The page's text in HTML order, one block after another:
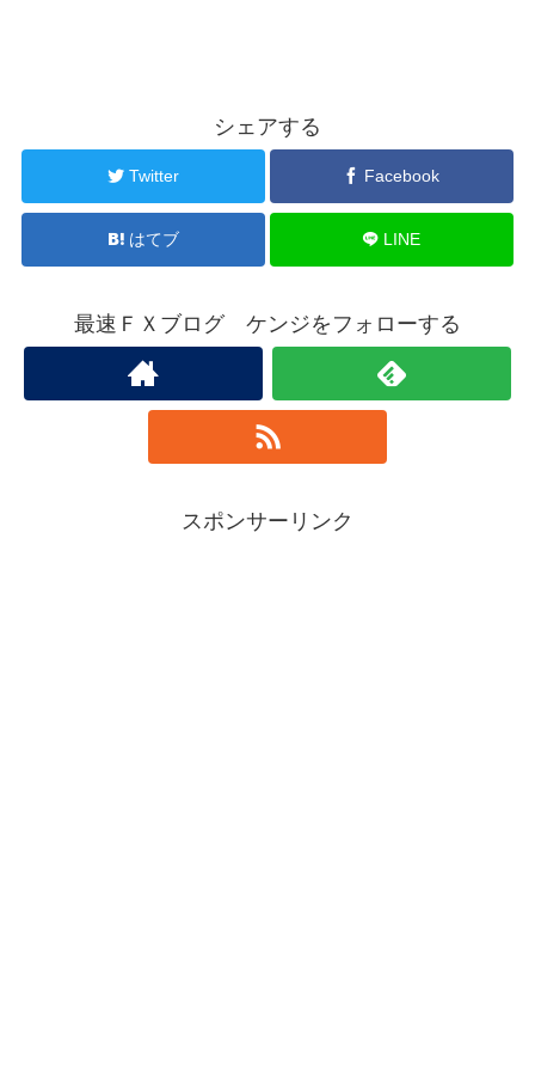
シェアする
Twitter Facebook
はてブ LINE
最速ＦＸブログ ケンジをフォローする
スポンサーリンク